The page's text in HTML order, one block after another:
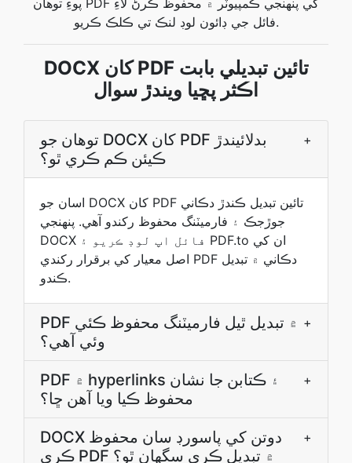
پوءِ توهان PDF کي پنهنجي ڪمپيوٽر ۾ محفوظ ڪرڻ لاءِ
فائل جي ڊائون لوڊ لنڪ تي ڪلڪ ڪريو.
DOCX کان PDF تائين تبديلي بابت
اڪثر پڇيا ويندڙ سوال
توھان جو DOCX کان PDF بدلائيندڙ
ڪيئن ڪم ڪري ٿو؟
+
اسان جو DOCX کان PDF تائين تبديل ڪندڙ دڪاني
جوڙجڪ ۽ فارميٽنگ محفوظ رکندو آھي. پنھنجي
DOCX فائل اپ لوڊ ڪريو ۽ PDF.to ان کي
اصل معيار کي برقرار رکندي PDF دڪاني ۾ تبديل
ڪندو.
PDF ۾ تبديل ٿيل فارميٽنگ محفوظ ڪئي
وئي آھي؟
+
PDF ۾ hyperlinks ۽ ڪتابن جا نشان
محفوظ ڪيا ويا آھن ڇا؟
+
DOCX دوتن کي پاسورڊ سان محفوظ
ڪري PDF ۾ تبديل ڪري سگهان ٿو؟
+